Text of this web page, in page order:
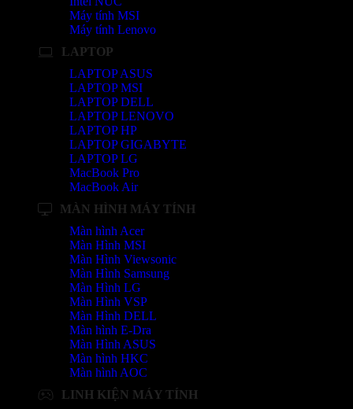
Máy tính MSI
Máy tính Lenovo
LAPTOP
LAPTOP ASUS
LAPTOP MSI
LAPTOP DELL
LAPTOP LENOVO
LAPTOP HP
LAPTOP GIGABYTE
LAPTOP LG
MacBook Pro
MacBook Air
MÀN HÌNH MÁY TÍNH
Màn hình Acer
Màn Hình MSI
Màn Hình Viewsonic
Màn Hình Samsung
Màn Hình LG
Màn Hình VSP
Màn Hình DELL
Màn hình E-Dra
Màn Hình ASUS
Màn hình HKC
Màn hình AOC
LINH KIỆN MÁY TÍNH